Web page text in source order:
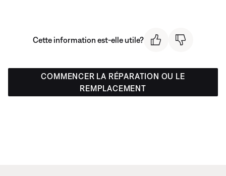
Cette information est-elle utile?
COMMENCER LA RÉPARATION OU LE
REMPLACEMENT